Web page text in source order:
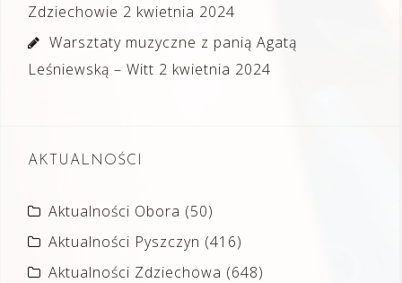
Zdziechowie 2 kwietnia 2024
Warsztaty muzyczne z panią Agatą
Leśniewską – Witt 2 kwietnia 2024
AKTUALNOŚCI
Aktualności Obora (50)
Aktualności Pyszczyn (416)
Aktualności Zdziechowa (648)